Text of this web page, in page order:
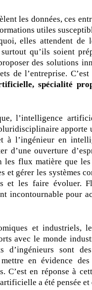
Charte de
les données, ces
utiles
elles attendent de
qu’ils soient
des solutions
de l’entreprise.
spécialité
l’intelligence
apporte
à l’ingénieur en
d’une ouverture
les flux matière que
et gérer les systèmes
et les faire évoluer.
incontournable pour
et industriels,
avec le monde
sont
en évidence des
C’est en réponse à
a été pensée et